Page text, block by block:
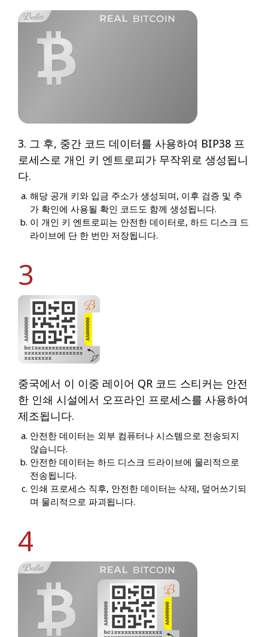
3. 그 후, 중간 코드 데이터를 사용하여 BIP38 프
로세스로 개인 키 엔트로피가 무작위로 생성됩니
다.
해당 공개 키와 입금 주소가 생성되며, 이후 검증 및 추
가 확인에 사용될 확인 코드도 함께 생성됩니다.
이 개인 키 엔트로피는 안전한 데이터로, 하드 디스크 드
라이브에 단 한 번만 저장됩니다.
3
중국에서 이 이중 레이어 QR 코드 스티커는 안전
한 인쇄 시설에서 오프라인 프로세스를 사용하여
제조됩니다.
안전한 데이터는 외부 컴퓨터나 시스템으로 전송되지
않습니다.
안전한 데이터는 하드 디스크 드라이브에 물리적으로
전송됩니다.
인쇄 프로세스 직후, 안전한 데이터는 삭제, 덮어쓰기되
며 물리적으로 파괴됩니다.
4